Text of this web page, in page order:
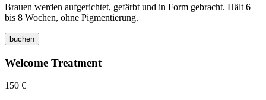
Brauen werden aufgerichtet, gefärbt und in Form gebracht. Hält 6
bis 8 Wochen, ohne Pigmentierung.
buchen
Welcome Treatment
150 €